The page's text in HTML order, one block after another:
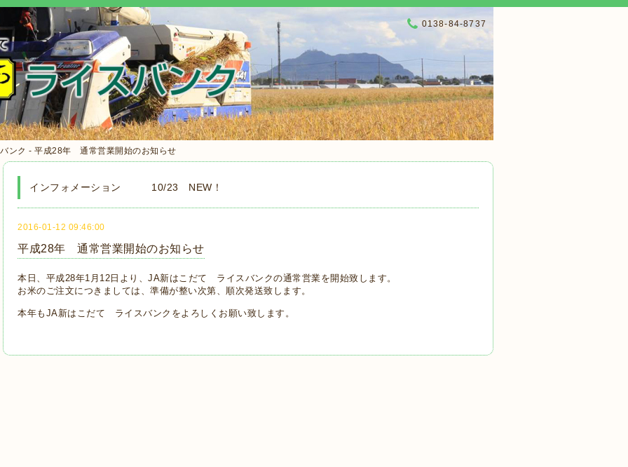
0138-84-8737
ンク - 平成28年 通常営業開始のお知らせ
インフォメーション 10/23 NEW！
2016-01-12 09:46:00
平成28年 通常営業開始のお知らせ
本日、平成28年1月12日より、JA新はこだて ライスバンクの通常営業を開始致します。
お米のご注文につきましては、準備が整い次第、順次発送致します。
本年もJA新はこだて ライスバンクをよろしくお願い致します。